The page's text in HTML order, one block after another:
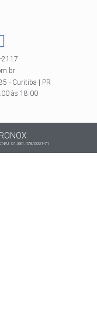
W
h
a
t
a
p
p
2117
- Curitiba | PR
às 18:00
01.381.478/0001-71